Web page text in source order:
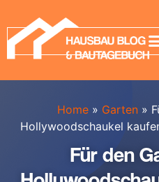
Home » Garten »
Hollywoodschaukel
Für den